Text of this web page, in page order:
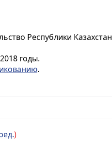
Республики Казахстан
годы.
.
)